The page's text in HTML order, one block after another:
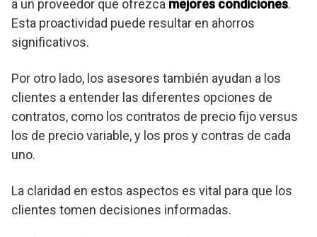
a un proveedor que ofrezca mejores condiciones.
Esta proactividad puede resultar en ahorros
significativos.
Por otro lado, los asesores también ayudan a los
clientes a entender las diferentes opciones de
contratos, como los contratos de precio fijo versus
los de precio variable, y los pros y contras de cada
uno.
La claridad en estos aspectos es vital para que los
clientes tomen decisiones informadas.